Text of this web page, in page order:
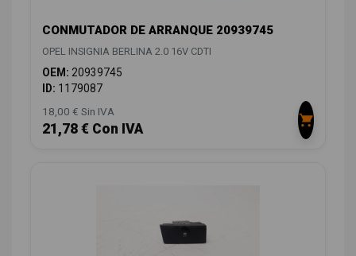
CONMUTADOR DE ARRANQUE 20939745
OPEL INSIGNIA BERLINA 2.0 16V CDTI
OEM: 20939745
ID: 1179087
18,00 € Sin IVA
21,78 € Con IVA